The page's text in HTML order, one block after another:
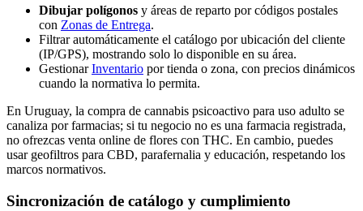
Dibujar polígonos y áreas de reparto por códigos postales
con Zonas de Entrega.
Filtrar automáticamente el catálogo por ubicación del cliente
(IP/GPS), mostrando solo lo disponible en su área.
GestionarInventario por tienda o zona, con precios dinámicos
cuando la normativa lo permita.
En Uruguay, la compra de cannabis psicoactivo para uso adulto se
canaliza por farmacias; si tu negocio no es una farmacia registrada,
no ofrezcas venta online de flores con THC. En cambio, puedes
usar geofiltros para CBD, parafernalia y educación, respetando los
marcos normativos.
Sincronización de catálogo y cumplimiento